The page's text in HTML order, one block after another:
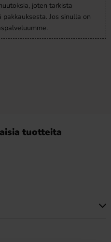
joten tarkista
Jos sinulla on
tuotteita